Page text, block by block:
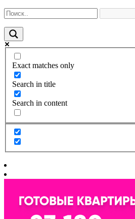
Exact matches only
Search in title
Search in content